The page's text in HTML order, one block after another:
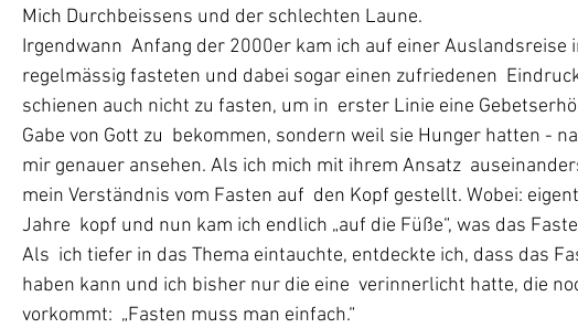
Mich Durchbeissens und der schlechten Laune.
Irgendwann  Anfang der 2000er kam ich auf einer Auslandsreise
regelmässig fasteten und dabei sogar einen zufriedenen
schienen auch nicht zu fasten, um in  erster Linie eine
Gabe von Gott zu  bekommen, sondern weil sie Hunger hatten -
mir genauer ansehen. Als ich mich mit ihrem Ansatz
mein Verständnis vom Fasten auf  den Kopf gestellt. Wobei:
Jahre  kopf und nun kam ich endlich „auf die Füße“, was das
Als  ich tiefer in das Thema eintauchte, entdeckte ich, dass das
haben kann und ich bisher nur die eine  verinnerlicht hatte, die
vorkommt:  „Fasten muss man einfach.“